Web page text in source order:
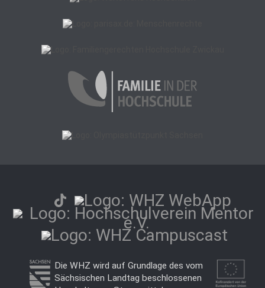
Die WHZ wird auf Grundlage des vom
Sächsischen Landtag beschlossenen